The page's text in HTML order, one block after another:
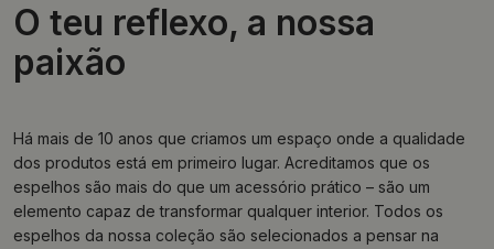
O teu reflexo, a nossa
paixão
Há mais de 10 anos que criamos um espaço onde a qualidade
dos produtos está em primeiro lugar. Acreditamos que os
espelhos são mais do que um acessório prático – são um
elemento capaz de transformar qualquer interior. Todos os
espelhos da nossa coleção são selecionados a pensar na